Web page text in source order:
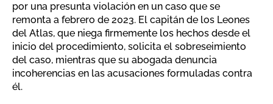
por una presunta violación en un caso que se
remonta a febrero de 2023. El capitán de los Leones
del Atlas, que niega firmemente los hechos desde el
inicio del procedimiento, solicita el sobreseimiento
del caso, mientras que su abogada denuncia
incoherencias en las acusaciones formuladas contra
él.